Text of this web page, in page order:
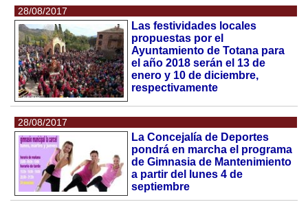
28/08/2017
Las festividades locales
propuestas por el
Ayuntamiento de Totana para
el año 2018 serán el 13 de
enero y 10 de diciembre,
respectivamente
28/08/2017
La Concejalía de Deportes
pondrá en marcha el programa
de Gimnasia de Mantenimiento
a partir del lunes 4 de
septiembre